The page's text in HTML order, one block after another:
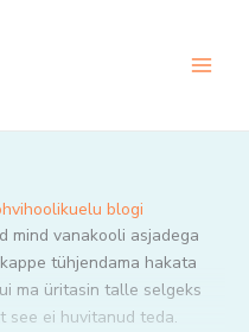
blogi
mind vanakooli asjadega
tühjendama hakata
ma üritasin talle selgeks
see ei huvitanud teda.